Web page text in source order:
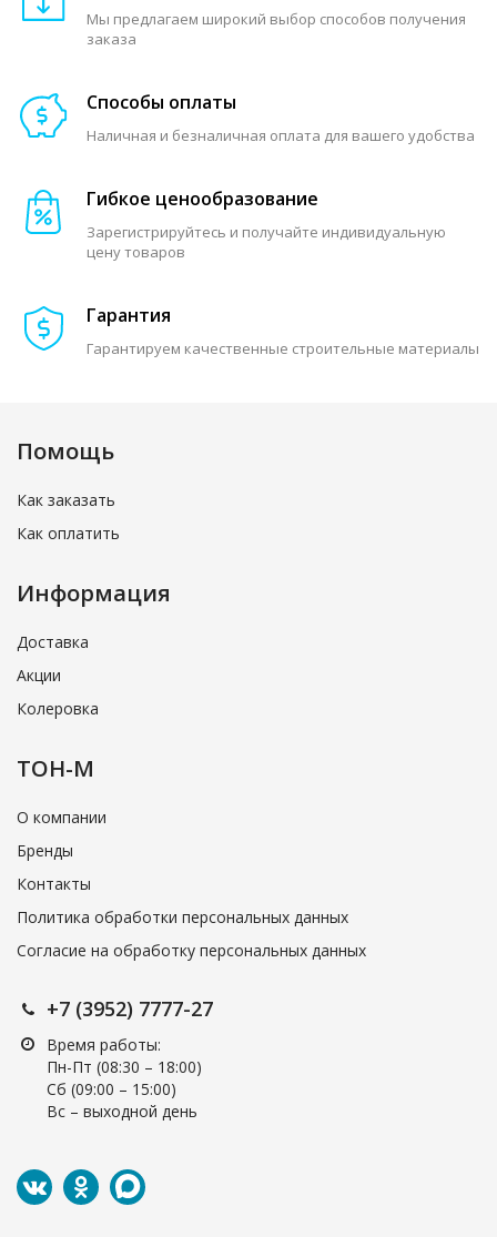
Мы предлагаем широкий выбор способов получения
заказа
Способы оплаты
Наличная и безналичная оплата для вашего удобства
Гибкое ценообразование
Зарегистрируйтесь и получайте индивидуальную
цену товаров
Гарантия
Гарантируем качественные строительные материалы
Помощь
Как заказать
Как оплатить
Информация
Доставка
Акции
Колеровка
ТОН-М
О компании
Бренды
Контакты
Политика обработки персональных данных
Согласие на обработку персональных данных
+7 (3952) 7777-27
Время работы:
Пн-Пт (08:30 – 18:00)
Cб (09:00 – 15:00)
Вс – выходной день